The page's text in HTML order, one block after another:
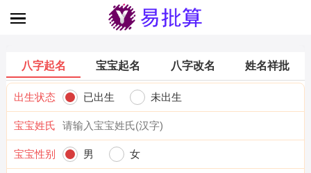
八字起名 宝宝起名 八字改名 姓名祥批
出生状态 已出生 未出生
宝宝姓氏
宝宝性别 男 女